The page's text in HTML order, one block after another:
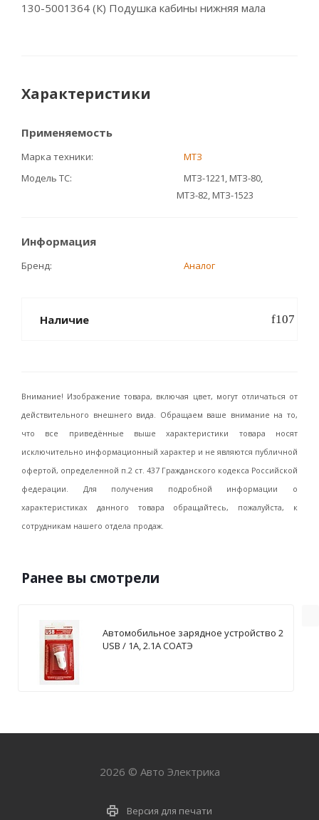
130-5001364 (К) Подушка кабины нижняя мала
Характеристики
Применяемость
Марка техники
МТЗ
Модель ТС
МТЗ-1221, МТЗ-80,
МТЗ-82, МТЗ-1523
Информация
Бренд Аналог
Наличие
Внимание! Изображение товара, включая цвет, могут отличаться от
действительного внешнего вида. Обращаем ваше внимание на то,
что все приведённые выше характеристики товара носят
исключительно информационный характер и не являются публичной
офертой, определенной п.2 ст. 437 Гражданского кодекса Российской
федерации. Для получения подробной информации о
характеристиках данного товара обращайтесь, пожалуйста, к
сотрудникам нашего отдела продаж.
Ранее вы смотрели
Автомобильное зарядное устройство 2
USB / 1А, 2.1А СОАТЭ
2026 © Авто Электрика
Версия для печати